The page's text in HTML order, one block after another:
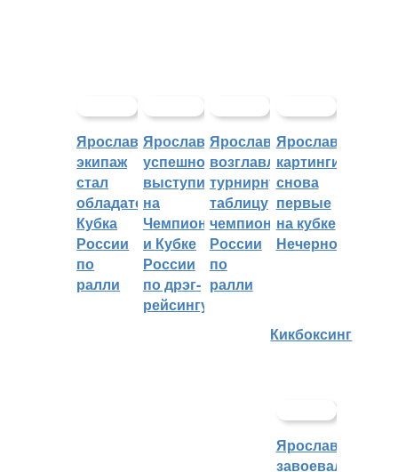
Ярославский
экипаж
стал
обладателем
Кубка
России
по
ралли
Ярославцы
успешно
выступили
на
Чемпионате
и Кубке
России
по дрэг-
рейсингу
Ярославцы
возглавляют
турнирную
таблицу
чемпионата
России
по
ралли
Ярославские
картингисты
снова
первые
на кубке
Нечерноземья
Кикбоксинг
Ярославцы
завоевали